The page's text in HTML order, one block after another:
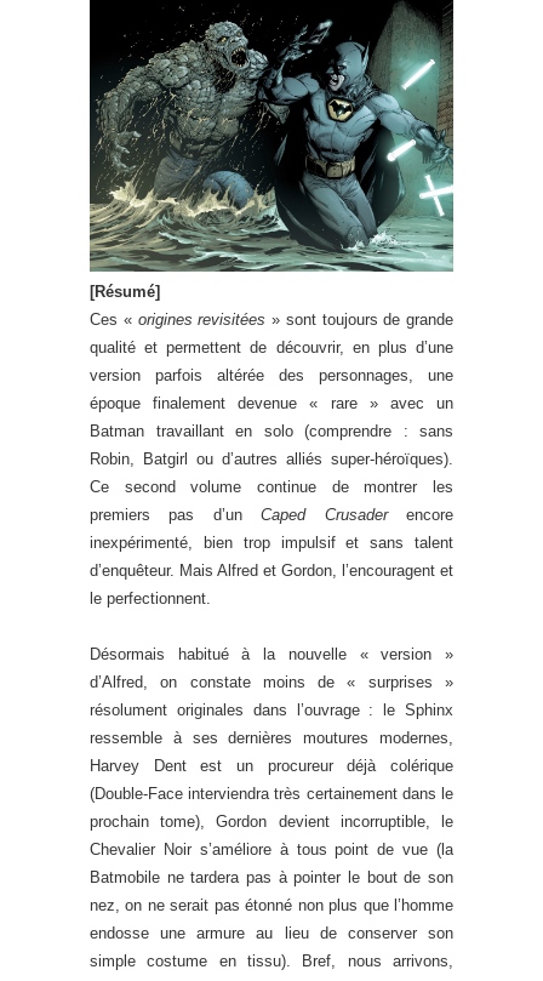
[Résumé]
Ces « origines revisitées » sont toujours de grande
qualité et permettent de découvrir, en plus d’une
version parfois altérée des personnages, une
époque finalement devenue « rare » avec un
Batman travaillant en solo (comprendre : sans
Robin, Batgirl ou d’autres alliés super-héroïques).
Ce second volume continue de montrer les
premiers pas d’unCaped Crusaderencore
inexpérimenté, bien trop impulsif et sans talent
d’enquêteur. Mais Alfred et Gordon, l’encouragent et
le perfectionnent.
Désormais habitué à la nouvelle « version »
d’Alfred, on constate moins de « surprises »
résolument originales dans l’ouvrage : le Sphinx
ressemble à ses dernières moutures modernes,
Harvey Dent est un procureur déjà colérique
(Double-Face interviendra très certainement dans le
prochain tome), Gordon devient incorruptible, le
Chevalier Noir s’améliore à tous point de vue (la
Batmobile ne tardera pas à pointer le bout de son
nez, on ne serait pas étonné non plus que l’homme
endosse une armure au lieu de conserver son
simple costume en tissu). Bref, nous arrivons,